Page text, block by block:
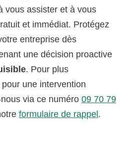
vous assister et à vous
et immédiat. Protégez
entreprise dès
une décision proactive
. Pour plus
pour une intervention
via ce numéro09 70 79
formulaire de rappel.